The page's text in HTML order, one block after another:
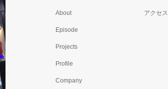
About
Episode
Projects
Profile
Company
アクセス